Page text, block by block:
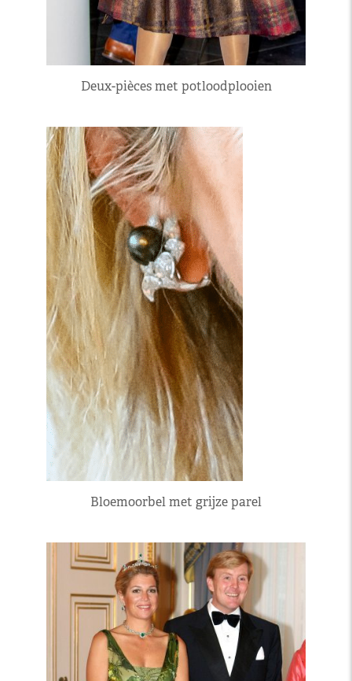
Deux-pièces met potloodplooien
Bloemoorbel met grijze parel